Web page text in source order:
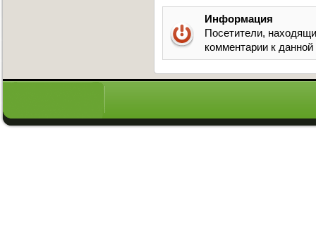
Информация
Посетители,
комментарии к